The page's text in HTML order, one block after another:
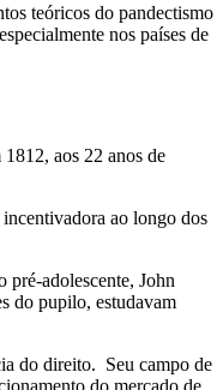
teóricos do pandectismo
nos países de
aos 22 anos de
ao longo dos
pré-adolescente, John
do pupilo, estudavam
do direito. Seu campo de
do mercado de